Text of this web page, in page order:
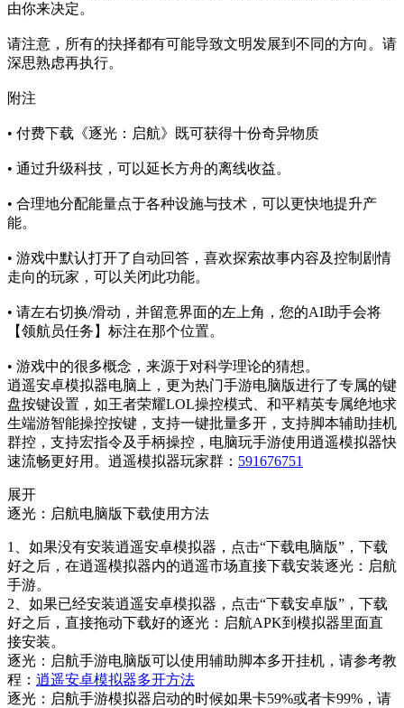
由你来决定。
请注意，所有的抉择都有可能导致文明发展到不同的方向。请
深思熟虑再执行。
附注
• 付费下载《逐光：启航》既可获得十份奇异物质
• 通过升级科技，可以延长方舟的离线收益。
• 合理地分配能量点于各种设施与技术，可以更快地提升产
能。
• 游戏中默认打开了自动回答，喜欢探索故事内容及控制剧情
走向的玩家，可以关闭此功能。
• 请左右切换/滑动，并留意界面的左上角，您的AI助手会将
【领航员任务】标注在那个位置。
• 游戏中的很多概念，来源于对科学理论的猜想。
逍遥安卓模拟器电脑上，更为热门手游电脑版进行了专属的键
盘按键设置，如王者荣耀LOL操控模式、和平精英专属绝地求
生端游智能操控按键，支持一键批量多开，支持脚本辅助挂机
群控，支持宏指令及手柄操控，电脑玩手游使用逍遥模拟器快
速流畅更好用。逍遥模拟器玩家群： 591676751
展开
逐光：启航电脑版下载使用方法
1、如果没有安装逍遥安卓模拟器，点击“下载电脑版”，下载
好之后，在逍遥模拟器内的逍遥市场直接下载安装逐光：启航
手游。
2、如果已经安装逍遥安卓模拟器，点击“下载安卓版”，下载
好之后，直接拖动下载好的逐光：启航APK到模拟器里面直
接安装。
逐光：启航手游电脑版可以使用辅助脚本多开挂机，请参考教
程： 逍遥安卓模拟器多开方法
逐光：启航手游模拟器启动的时候如果卡59%或者卡99%，请